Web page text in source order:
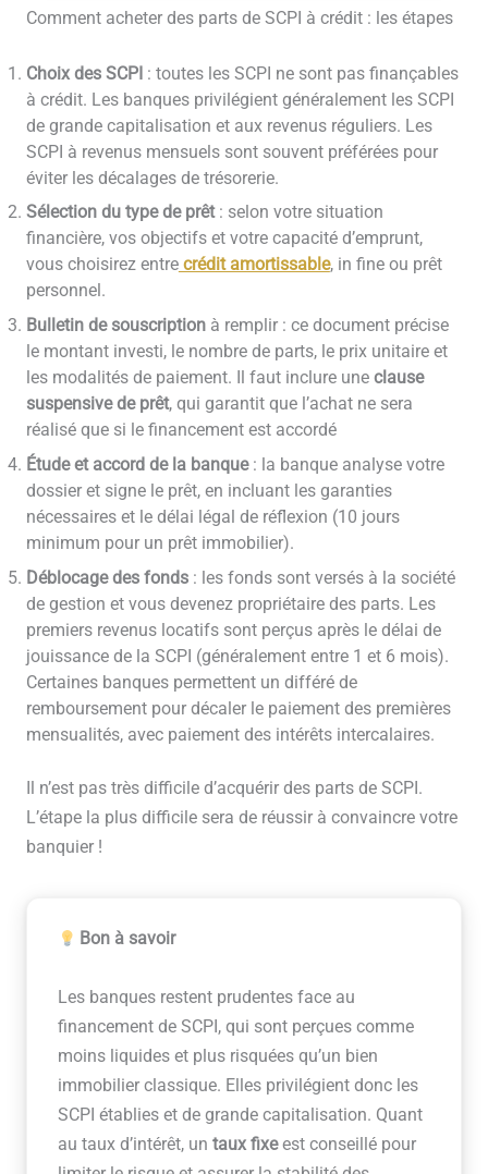
Comment acheter des parts de SCPI à crédit : les étapes
Choix des SCPI : toutes les SCPI ne sont pas finançables
à crédit. Les banques privilégient généralement les SCPI
de grande capitalisation et aux revenus réguliers. Les
SCPI à revenus mensuels sont souvent préférées pour
éviter les décalages de trésorerie.
Sélection du type de prêt: selon votre situation
financière, vos objectifs et votre capacité d’emprunt,
vous choisirez entrecrédit amortissable, in fine ou prêt
personnel.
Bulletin de souscriptionà remplir : ce document précise
le montant investi, le nombre de parts, le prix unitaire et
les modalités de paiement. Il faut inclure une clause
suspensive de prêt, qui garantit que l’achat ne sera
réalisé que si le financement est accordé
Étude et accord de la banque: la banque analyse votre
dossier et signe le prêt, en incluant les garanties
nécessaires et le délai légal de réflexion (10 jours
minimum pour un prêt immobilier).
Déblocage des fonds: les fonds sont versés à la société
de gestion et vous devenez propriétaire des parts. Les
premiers revenus locatifs sont perçus après le délai de
jouissance de la SCPI (généralement entre 1 et 6 mois).
Certaines banques permettent un différé de
remboursement pour décaler le paiement des premières
mensualités, avec paiement des intérêts intercalaires.
Il n’est pas très difficile d’acquérir des parts de SCPI.
L’étape la plus difficile sera de réussir à convaincre votre
banquier !
Bon à savoir
Les banques restent prudentes face au
financement de SCPI, qui sont perçues comme
moins liquides et plus risquées qu’un bien
immobilier classique. Elles privilégient donc les
SCPI établies et de grande capitalisation. Quant
au taux d’intérêt, un taux fixeest conseillé pour